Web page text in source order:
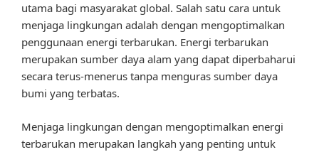
utama bagi masyarakat global. Salah satu cara untuk
menjaga lingkungan adalah dengan mengoptimalkan
penggunaan energi terbarukan. Energi terbarukan
merupakan sumber daya alam yang dapat diperbaharui
secara terus-menerus tanpa menguras sumber daya
bumi yang terbatas.
Menjaga lingkungan dengan mengoptimalkan energi
terbarukan merupakan langkah yang penting untuk